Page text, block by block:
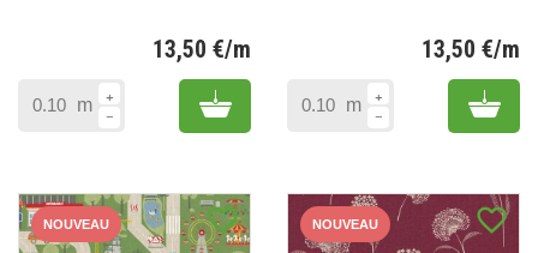
13,50 €/m
m Add to cart
13,50 €/m
m Add
favorite_border
NOUVEAU favorite_border
NOUVEAU